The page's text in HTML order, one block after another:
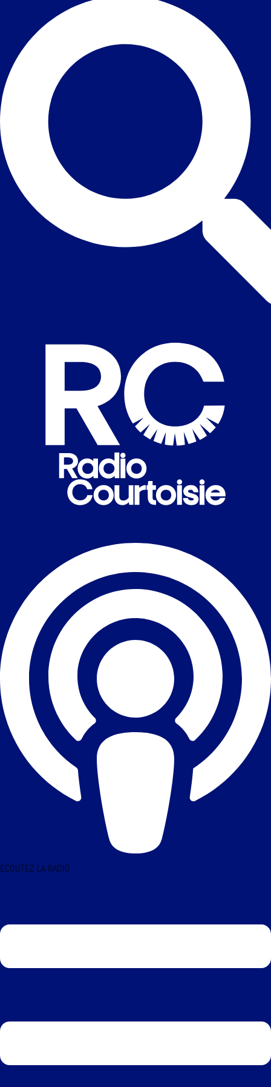
ÉCOUTEZ LA RADIO